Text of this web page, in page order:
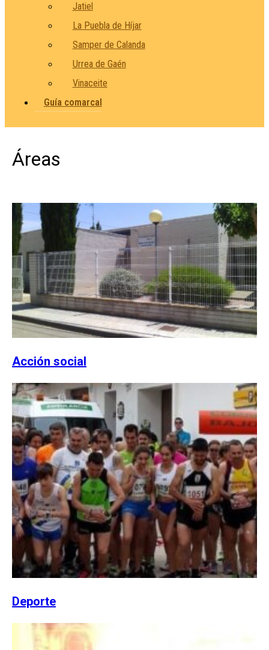
Jatiel
La Puebla de Híjar
Samper de Calanda
Urrea de Gaén
Vinaceite
Guía comarcal
Áreas
Acción social
Deporte